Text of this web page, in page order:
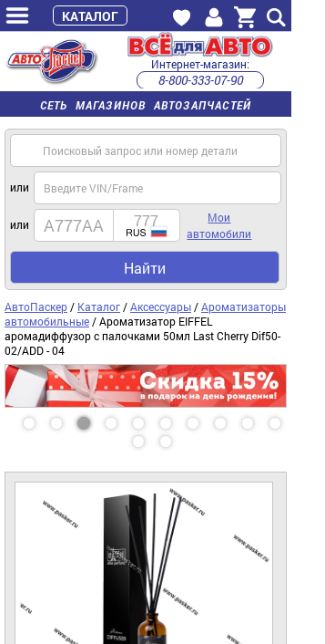
СЕТЬ МАГАЗИНОВ АВТОЗАПЧАСТЕЙ
Интернет-магазин:
8-800-333-07-90
часы работы с 9:00 до 22:00 (пн-пт)
или
или
Мои
автомобили
Найти
АвтоПаскер / Каталог /Аксессуары /Ароматизаторы
автомобильные / Ароматизатор EIFFEL
аромадиффузор с палочками 50мл Lаst Cherry Dif50-
02/ADD - 04
КАТАЛОГ